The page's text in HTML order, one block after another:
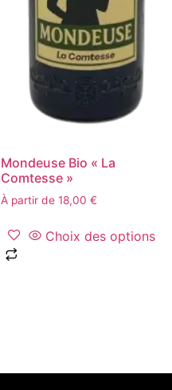
Mondeuse Bio « La
Comtesse »
À partir de 18,00 €
Choix des options